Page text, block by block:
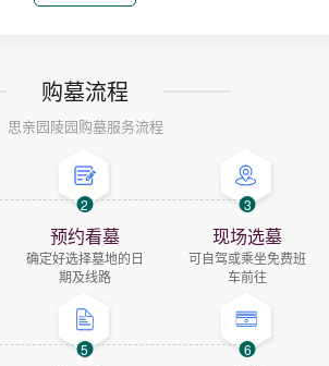
购墓流程
思亲园陵园购墓服务流程
2
预约看墓
确定好选择墓地的日
期及线路
3
现场选墓
可自驾或乘坐免费班
车前往
5 6